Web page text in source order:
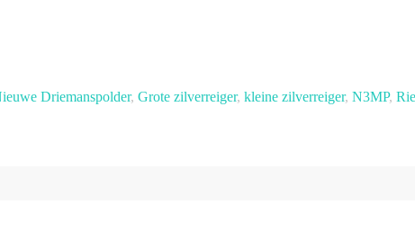
Driemanspolder, Grote zilverreiger, kleine zilverreiger, N3MP,